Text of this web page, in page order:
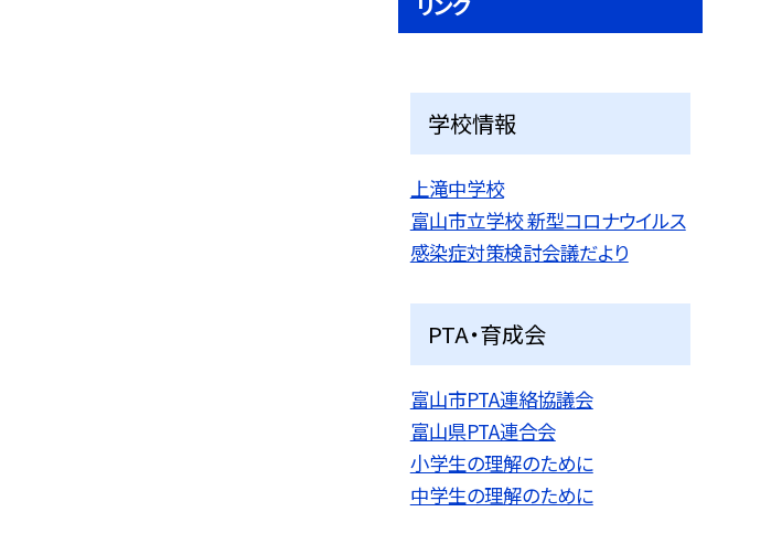
学校情報
上滝中学校
富山市立学校 新型コロナウイルス
感染症対策検討会議だより
PTA・育成会
富山市PTA連絡協議会
富山県PTA連合会
小学生の理解のために
中学生の理解のために